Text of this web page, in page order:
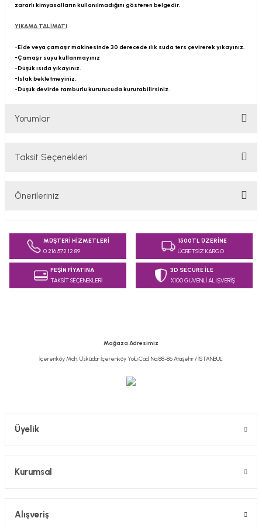
zararlı kimyasalların kullanılmadığını gösteren belgedir.
YIKAMA TALİMATI
-Elde veya çamaşır makinesinde 30 derecede ılık suda ters çevirerek yıkayınız.
-Çamaşır suyu kullanmayınız
-Düşük ısıda yıkayınız.
-Islak bekletmeyiniz.
-Düşük devirde tamburlu kurutucuda kurutabilirsiniz.
Yorumlar
Taksit Seçenekleri
Önerileriniz
konularda yetersiz gördüğünüz noktaları öneri formunu
kullanarak tarafımıza iletebilirsiniz.
Ürün resmi kalitesiz, bozuk veya görüntülenemiyor.
MÜŞTERİ HİZMETLERİ
0 216 572 12 89
1500TL ÜZERİNE
ÜCRETSİZ KARGO
PEŞİN FİYATINA
TAKSİT SEÇENEKLERİ
3D SECURE İLE
%100 GÜVENLİ ALIŞVERİŞ
Mağaza Adresimiz
İçerenköy Mah. Üsküdar İçerenköy Yolu Cad. No:88-86 Ataşehir / İSTANBUL
Üyelik
Kurumsal
Alışveriş